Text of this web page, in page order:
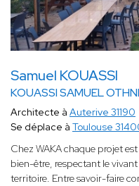
Samuel KOUASSI
KOUASSI SAMUEL
Architecte à Auterive 31190
Se déplace à Toulouse
Chez WAKA chaque projet
bien-être, respectant le
territoire. Entre savoir-faire